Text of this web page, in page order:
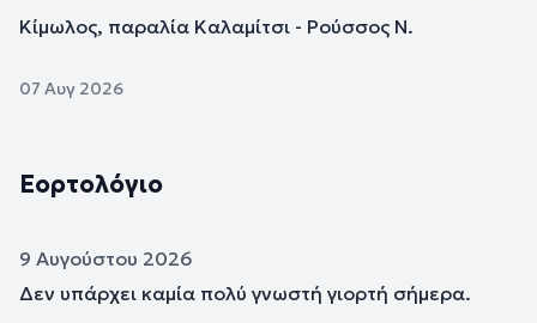
Κίμωλος, παραλία Καλαμίτσι - Ρούσσος Ν.
07 Αυγ 2026
Εορτολόγιο
9 Αυγούστου 2026
Δεν υπάρχει καμία πολύ γνωστή γιορτή σήμερα.